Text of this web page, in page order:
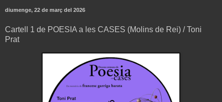
diumenge, 22 de març del 2026
Cartell 1 de POESIA a les CASES (Molins de Rei) / Toni
Prat